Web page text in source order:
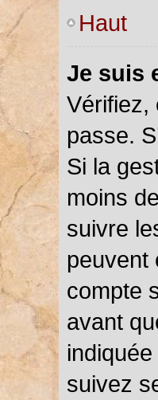
Haut
Je suis
Vérifiez,
passe.
Si la
moins
suivre
peuvent
compte
avant
suivez